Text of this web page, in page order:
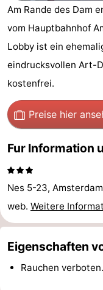
-
Het
Amsterdamse
Bos
-
Spaarnwoude
Hotels
Zimmer
(mit
Frühstück)
Lastminutes
Museen
Attraktionen
Sehen
tun
Museen
-
Am Rande des Dam
vom Hauptbahnhof
Lobby ist ein
eindrucksvollen Art-
kostenfrei.
Preise hier
Fur Information
Nes 5-23, Amsterdam
web. Weitere
Eigenschaften
Rauchen verboten.